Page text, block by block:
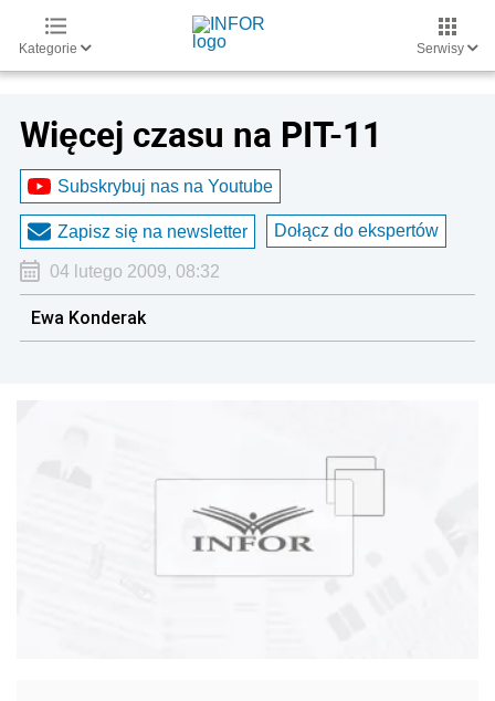
Kategorie Serwisy
Więcej czasu na PIT-11
Subskrybuj nas na Youtube
Zapisz się na newsletter Dołącz do ekspertów
04 lutego 2009, 08:32
Ewa Konderak